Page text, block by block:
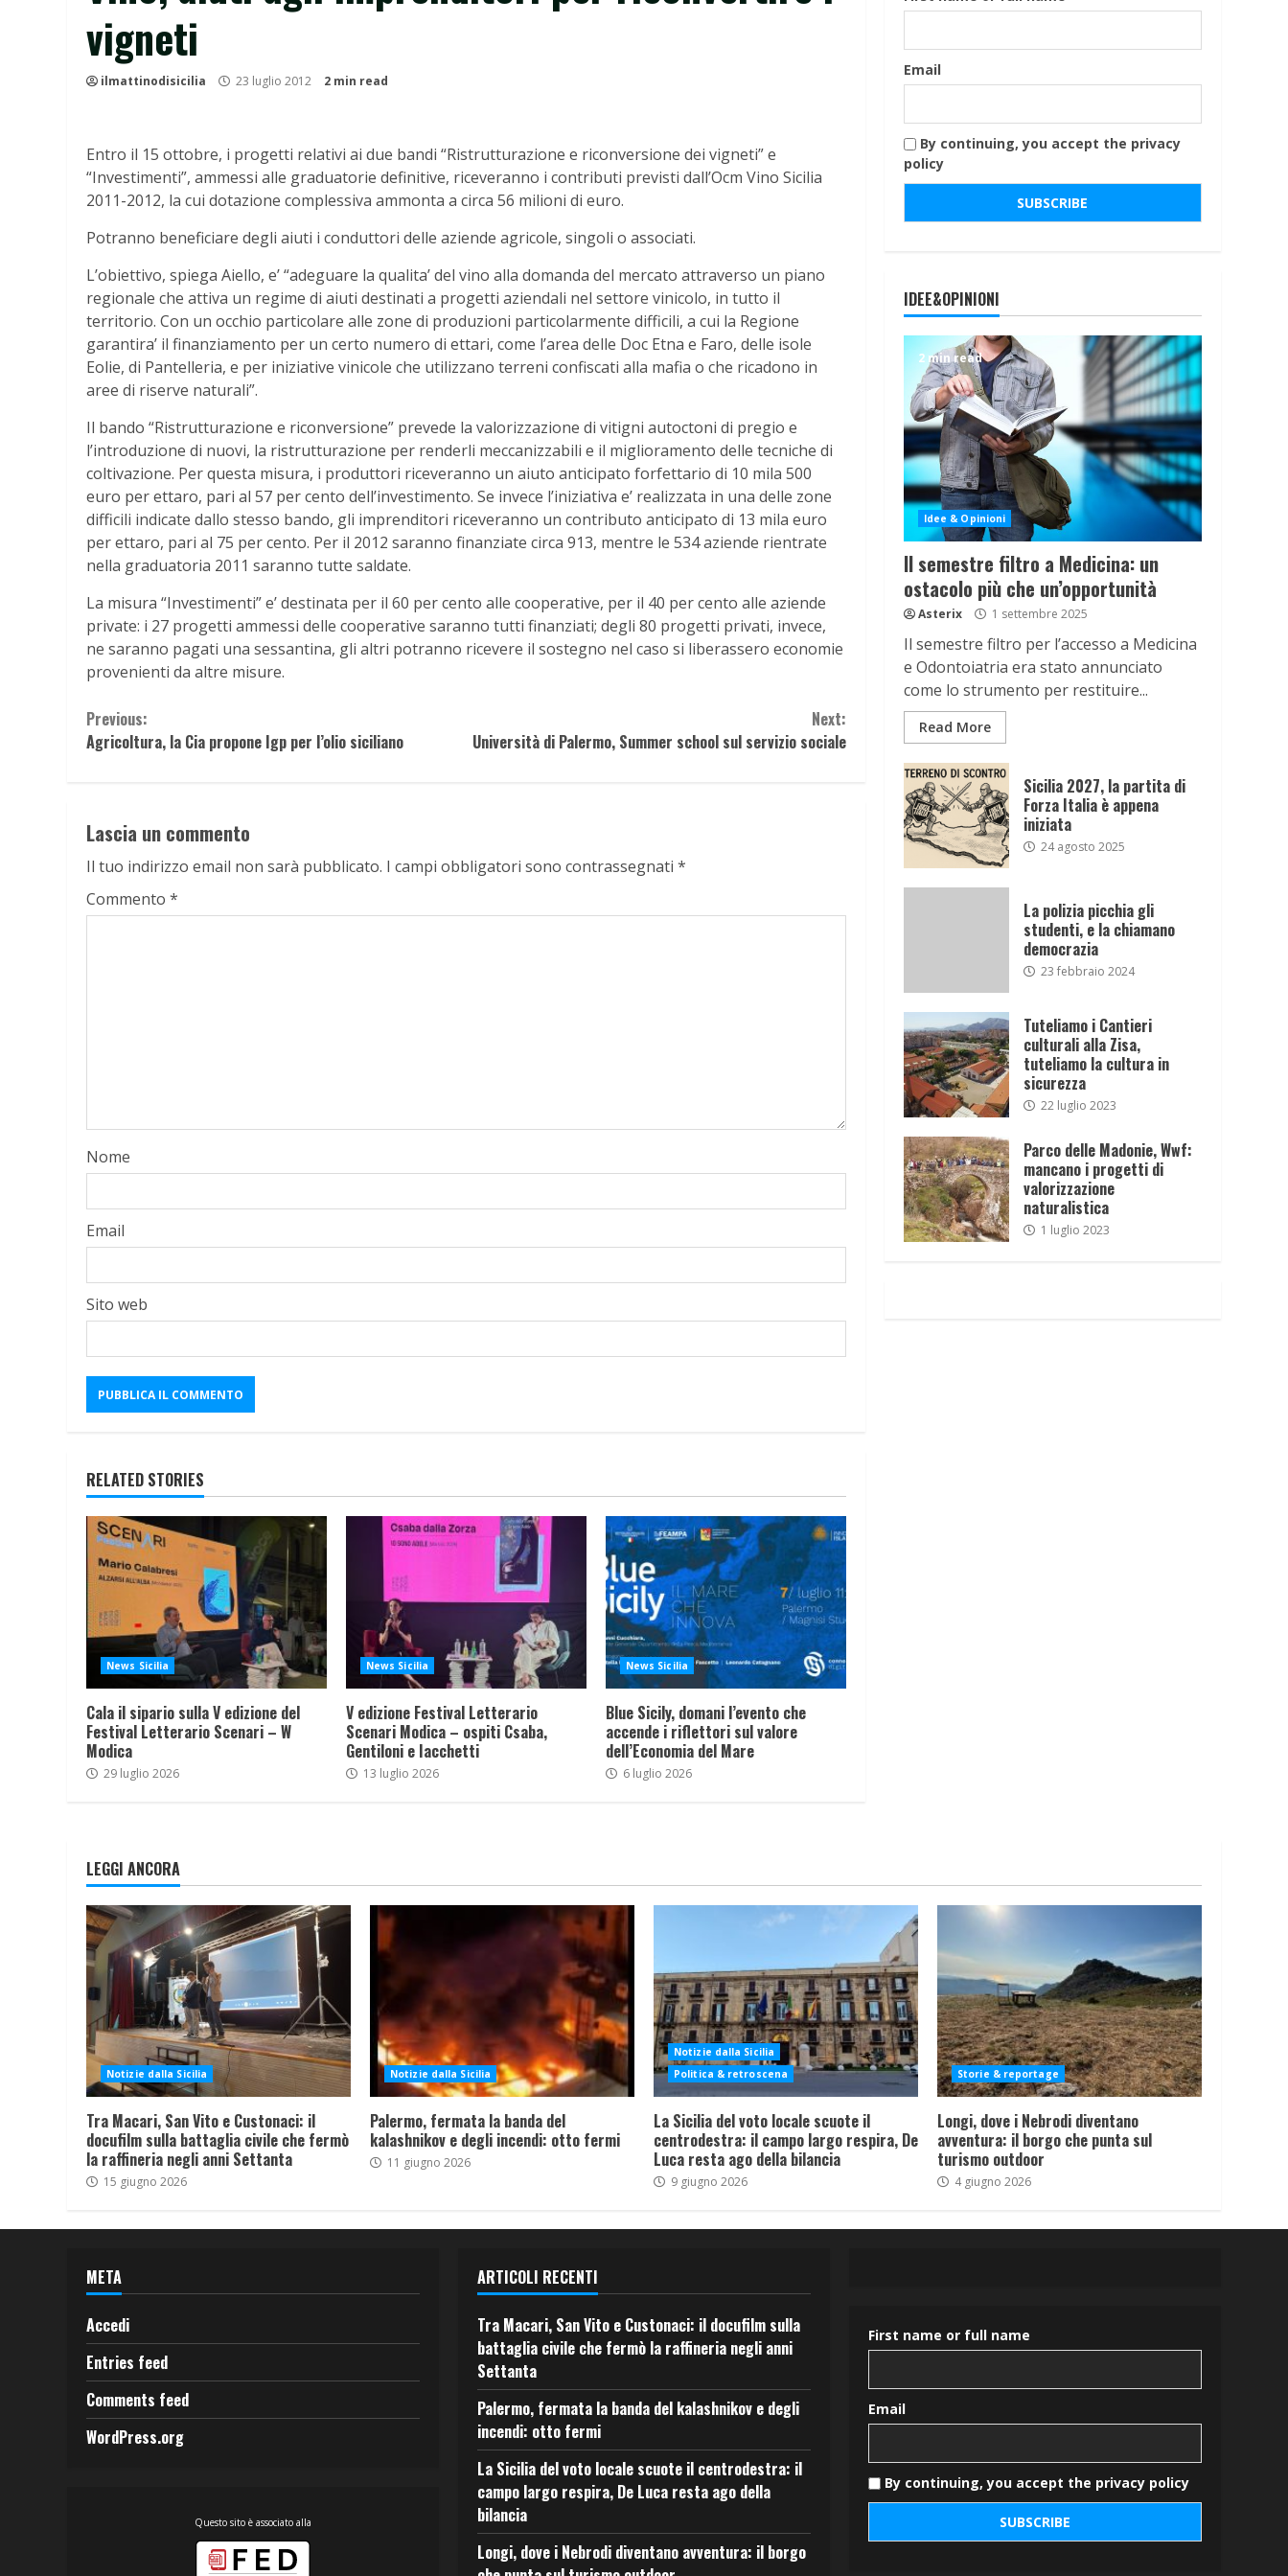
vigneti
ilmattinodisicilia 23 luglio 2012 2 min read
Entro il 15 ottobre, i progetti relativi ai due bandi “Ristrutturazione e riconversione dei vigneti” e
“Investimenti”, ammessi alle graduatorie definitive, riceveranno i contributi previsti dall’Ocm Vino Sicilia
2011-2012, la cui dotazione complessiva ammonta a circa 56 milioni di euro.
Potranno beneficiare degli aiuti i conduttori delle aziende agricole, singoli o associati.
L’obiettivo, spiega Aiello, e’ “adeguare la qualita’ del vino alla domanda del mercato attraverso un piano
regionale che attiva un regime di aiuti destinati a progetti aziendali nel settore vinicolo, in tutto il
territorio. Con un occhio particolare alle zone di produzioni particolarmente difficili, a cui la Regione
garantira’ il finanziamento per un certo numero di ettari, come l’area delle Doc Etna e Faro, delle isole
Eolie, di Pantelleria, e per iniziative vinicole che utilizzano terreni confiscati alla mafia o che ricadono in
aree di riserve naturali”.
Il bando “Ristrutturazione e riconversione” prevede la valorizzazione di vitigni autoctoni di pregio e
l’introduzione di nuovi, la ristrutturazione per renderli meccanizzabili e il miglioramento delle tecniche di
coltivazione. Per questa misura, i produttori riceveranno un aiuto anticipato forfettario di 10 mila 500
euro per ettaro, pari al 57 per cento dell’investimento. Se invece l’iniziativa e’ realizzata in una delle zone
difficili indicate dallo stesso bando, gli imprenditori riceveranno un contributo anticipato di 13 mila euro
per ettaro, pari al 75 per cento. Per il 2012 saranno finanziate circa 913, mentre le 534 aziende rientrate
nella graduatoria 2011 saranno tutte saldate.
La misura “Investimenti” e’ destinata per il 60 per cento alle cooperative, per il 40 per cento alle aziende
private: i 27 progetti ammessi delle cooperative saranno tutti finanziati; degli 80 progetti privati, invece,
ne saranno pagati una sessantina, gli altri potranno ricevere il sostegno nel caso si liberassero economie
provenienti da altre misure.
Continue
Reading
Previous:
Agricoltura, la Cia propone Igp per l’olio siciliano
Next:
Università di Palermo, Summer school sul servizio sociale
Lascia un commento
Il tuo indirizzo email non sarà pubblicato. I campi obbligatori sono contrassegnati *
Commento *
Nome
Email
Sito web
RELATED STORIES
News Sicilia
Cala il sipario sulla V edizione del
Festival Letterario Scenari – W
Modica
29 luglio 2026
News Sicilia
V edizione Festival Letterario
Scenari Modica – ospiti Csaba,
Gentiloni e Iacchetti
13 luglio 2026
News Sicilia
Blue Sicily, domani l’evento che
accende i riflettori sul valore
dell’Economia del Mare
6 luglio 2026
Email
By continuing, you accept the privacy
policy
IDEE&OPINIONI
2 min read
Idee & Opinioni
Il semestre filtro a Medicina: un
ostacolo più che un’opportunità
Asterix 1 settembre 2025
Il semestre filtro per l’accesso a Medicina
e Odontoiatria era stato annunciato
come lo strumento per restituire...
Read More
Sicilia 2027, la partita di
Forza Italia è appena
iniziata
24 agosto 2025
La polizia picchia gli
studenti, e la chiamano
democrazia
23 febbraio 2024
Tuteliamo i Cantieri
culturali alla Zisa,
tuteliamo la cultura in
sicurezza
22 luglio 2023
Parco delle Madonie, Wwf:
mancano i progetti di
valorizzazione
naturalistica
1 luglio 2023
LEGGI ANCORA
Notizie dalla Sicilia
Tra Macari, San Vito e Custonaci: il
docufilm sulla battaglia civile che fermò
la raffineria negli anni Settanta
15 giugno 2026
Notizie dalla Sicilia
Palermo, fermata la banda del
kalashnikov e degli incendi: otto fermi
11 giugno 2026
Notizie dalla Sicilia
Politica & retroscena
La Sicilia del voto locale scuote il
centrodestra: il campo largo respira, De
Luca resta ago della bilancia
9 giugno 2026
Storie & reportage
Longi, dove i Nebrodi diventano
avventura: il borgo che punta sul
turismo outdoor
4 giugno 2026
META
Accedi
Entries feed
Comments feed
WordPress.org
Questo sito è associato alla
ARTICOLI RECENTI
Tra Macari, San Vito e Custonaci: il docufilm sulla
battaglia civile che fermò la raffineria negli anni
Settanta
Palermo, fermata la banda del kalashnikov e degli
incendi: otto fermi
La Sicilia del voto locale scuote il centrodestra: il
campo largo respira, De Luca resta ago della
bilancia
Longi, dove i Nebrodi diventano avventura: il borgo
First name or full name
Email
By continuing, you accept the privacy policy